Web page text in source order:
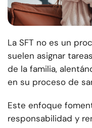
La SFT no es un
suelen asignar
de la familia,
en su proceso de
Este enfoque
responsabilidad y